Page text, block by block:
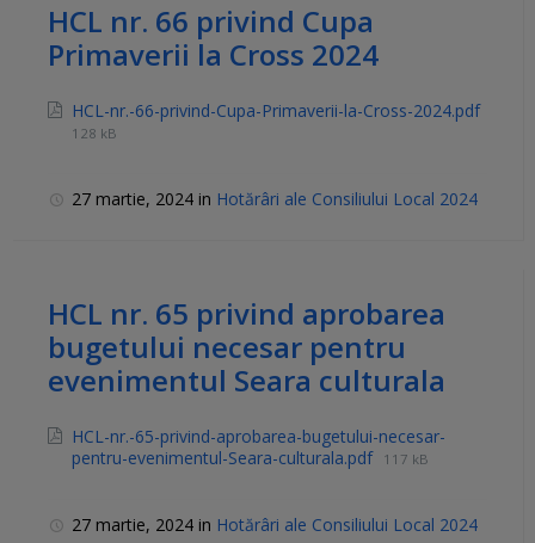
HCL nr. 66 privind Cupa
Primaverii la Cross 2024
HCL-nr.-66-privind-Cupa-Primaverii-la-Cross-2024.pdf
128 kB
27 martie, 2024 in Hotărâri ale Consiliului Local 2024
HCL nr. 65 privind aprobarea
bugetului necesar pentru
evenimentul Seara culturala
HCL-nr.-65-privind-aprobarea-bugetului-necesar-
pentru-evenimentul-Seara-culturala.pdf 117 kB
27 martie, 2024 in Hotărâri ale Consiliului Local 2024